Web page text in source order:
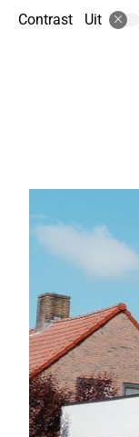
Contrast Uit